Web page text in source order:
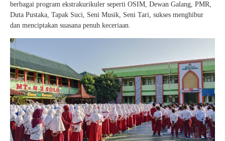
berbagai program ekstrakurikuler seperti OSIM, Dewan Galang, PMR,
Duta Pustaka, Tapak Suci, Seni Musik, Seni Tari, sukses menghibur
dan menciptakan suasana penuh keceriaan.